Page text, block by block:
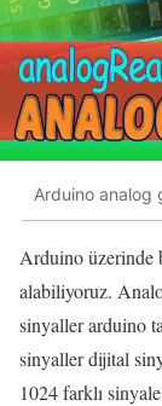
Arduino analog
Arduino üzerinde
alabiliyoruz.
sinyaller arduino
sinyaller dijital
1024 farklı